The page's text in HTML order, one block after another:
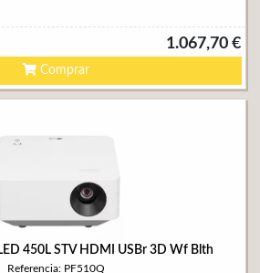
1.067,70 €
Comprar
450L STV HDMI USBr 3D Wf Blth
Referencia: PF510Q